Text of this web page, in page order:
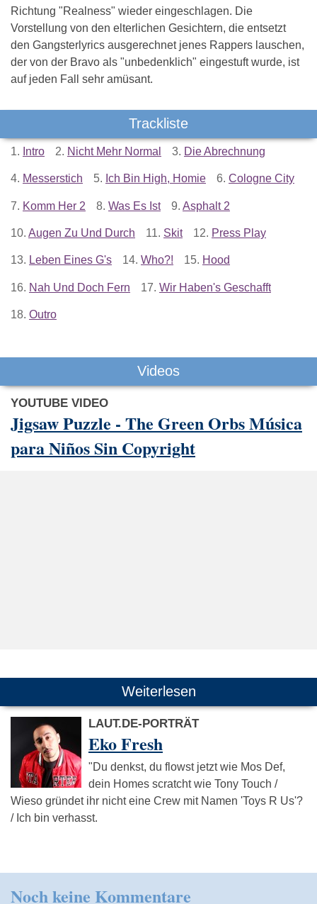
Richtung "Realness" wieder eingeschlagen. Die
Vorstellung von den elterlichen Gesichtern, die entsetzt
den Gangsterlyrics ausgerechnet jenes Rappers lauschen,
der von der Bravo als "unbedenklich" eingestuft wurde, ist
auf jeden Fall sehr amüsant.
Trackliste
1. Intro 2. Nicht Mehr Normal 3. Die Abrechnung
4. Messerstich 5. Ich Bin High, Homie 6. Cologne City
7. Komm Her 2 8. Was Es Ist 9. Asphalt 2
10. Augen Zu Und Durch 11. Skit 12. Press Play
13. Leben Eines G's 14. Who?! 15. Hood
16. Nah Und Doch Fern 17. Wir Haben's Geschafft
18. Outro
Videos
YOUTUBE VIDEO
Jigsaw Puzzle - The Green Orbs Música
para Niños Sin Copyright
Weiterlesen
LAUT.DE-PORTRÄT
Eko Fresh
"Du denkst, du flowst jetzt wie Mos Def,
dein Homes scratcht wie Tony Touch /
Wieso gründet ihr nicht eine Crew mit Namen 'Toys R Us'?
/ Ich bin verhasst.
Noch keine Kommentare